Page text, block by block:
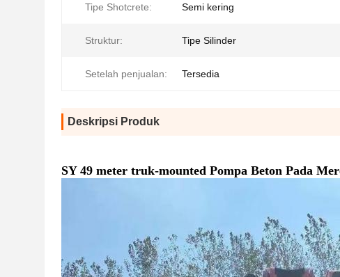
Tipe Shotcrete: Semi kering
Struktur: Tipe Silinder
Setelah penjualan: Tersedia
Deskripsi Produk
SY 49 meter truk-mounted Pompa Beton Pada